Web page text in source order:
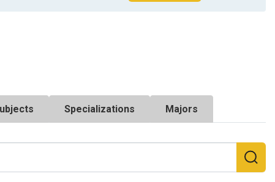
Specializations Majors